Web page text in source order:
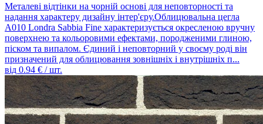
Металеві відтінки на чорній основі для неповторності та
надання характеру дизайну інтер'єру.Облицювальна цегла
A010 Londra Sabbia Fine характеризується окресленою вручну
поверхнею та кольоровими ефектами, породженими глиною,
піском та випалом. Єдиний і неповторний у своєму роді він
призначений для облицювання зовнішніх і внутрішніх п...
від 0.94 € / шт.